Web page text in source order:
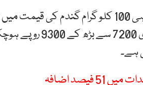
کراچی میں کچھ دنوں کے دوران ہی 100 کلو
اضافہ